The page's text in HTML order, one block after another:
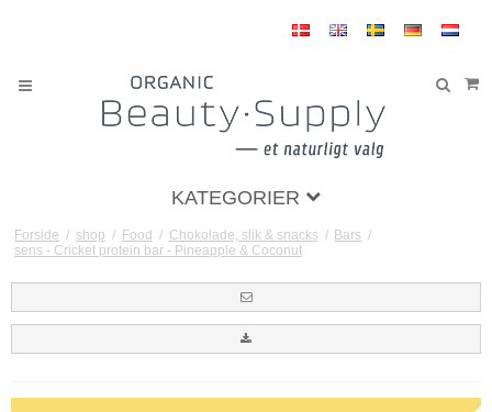
KATEGORIER
Forside / shop / Food / Chokolade, slik & snacks / Bars /
sens - Cricket protein bar - Pineapple & Coconut